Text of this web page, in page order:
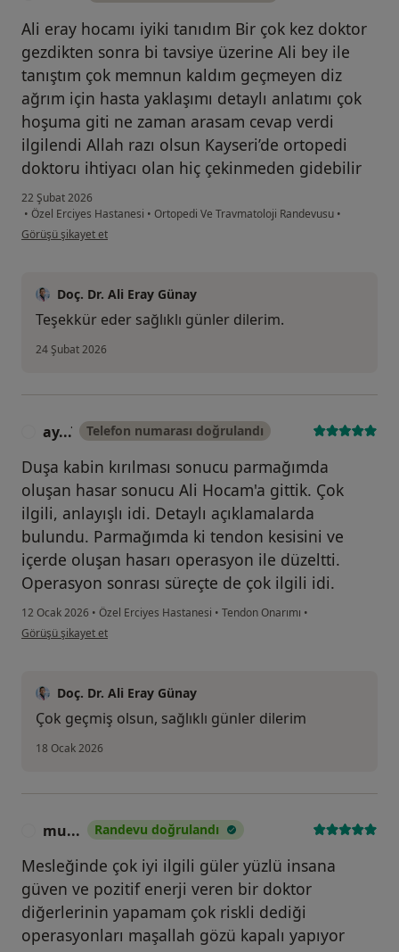
Ali eray hocamı iyiki tanıdım Bir çok kez doktor
gezdikten sonra bi tavsiye üzerine Ali bey ile
tanıştım çok memnun kaldım geçmeyen diz
ağrım için hasta yaklaşımı detaylı anlatımı çok
hoşuma giti ne zaman arasam cevap verdi
ilgilendi Allah razı olsun Kayseri’de ortopedi
doktoru ihtiyacı olan hiç çekinmeden gidebilir
22 Şubat 2026
• Özel Erciyes Hastanesi • Ortopedi Ve Travmatoloji Randevusu •
kullanıcının görüşüne göre mu...
Görüşü şikayet et
Doç. Dr. Ali Eray Günay
Teşekkür eder sağlıklı günler dilerim.
24 Şubat 2026
ay...̇ Telefon numarası doğrulandı
Duşa kabin kırılması sonucu parmağımda
oluşan hasar sonucu Ali Hocam'a gittik. Çok
ilgili, anlayışlı idi. Detaylı açıklamalarda
bulundu. Parmağımda ki tendon kesisini ve
içerde oluşan hasarı operasyon ile düzeltti.
Operasyon sonrası süreçte de çok ilgili idi.
12 Ocak 2026 • Özel Erciyes Hastanesi • Tendon Onarımı •
kullanıcının görüşüne göre ay...̇
Görüşü şikayet et
Doç. Dr. Ali Eray Günay
Çok geçmiş olsun, sağlıklı günler dilerim
18 Ocak 2026
mu... Randevu doğrulandı
Mesleğinde çok iyi ilgili güler yüzlü insana
güven ve pozitif enerji veren bir doktor
diğerlerinin yapamam çok riskli dediği
operasyonları maşallah gözü kapalı yapıyor